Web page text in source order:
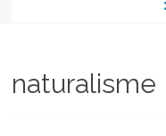
chercheurs
naturalisme